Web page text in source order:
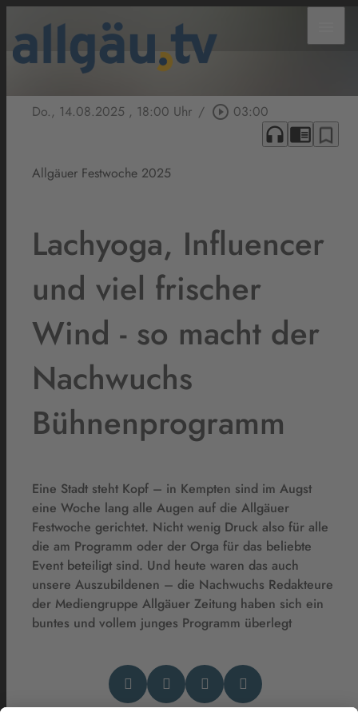
Do., 14.08.2025 , 18:00 Uhr / play_circle_outline 03:00
headphones chrome_reader_mode bookmark_border
Allgäuer Festwoche 2025
Lachyoga, Influencer
und viel frischer
Wind - so macht der
Nachwuchs
Bühnenprogramm
Eine Stadt steht Kopf – in Kempten sind im Augst
eine Woche lang alle Augen auf die Allgäuer
Festwoche gerichtet. Nicht wenig Druck also für alle
die am Programm oder der Orga für das beliebte
Event beteiligt sind. Und heute waren das auch
unsere Auszubildenen – die Nachwuchs Redakteure
der Mediengruppe Allgäuer Zeitung haben sich ein
buntes und vollem junges Programm überlegt